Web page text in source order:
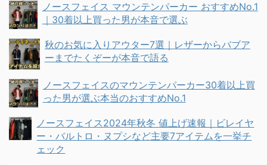
ノースフェイス マウンテンパーカー おすすめNo.1
｜30着以上買った男が本音で選ぶ
秋のお気に入りアウター7選｜レザーからバブア
ーまでたくぞーが本音で語る
ノースフェイスのマウンテンパーカー30着以上買
った男が選ぶ本当のおすすめNo.1
ノースフェイス2024年秋冬 値上げ速報｜ビレイヤ
ー・バルトロ・ヌプシなど主要7アイテムを一挙チ
ェック